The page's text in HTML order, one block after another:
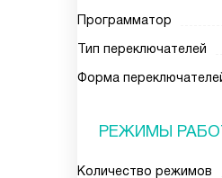
Программатор
Тип переключателей
Форма
РЕЖИМЫ
Количество режимов